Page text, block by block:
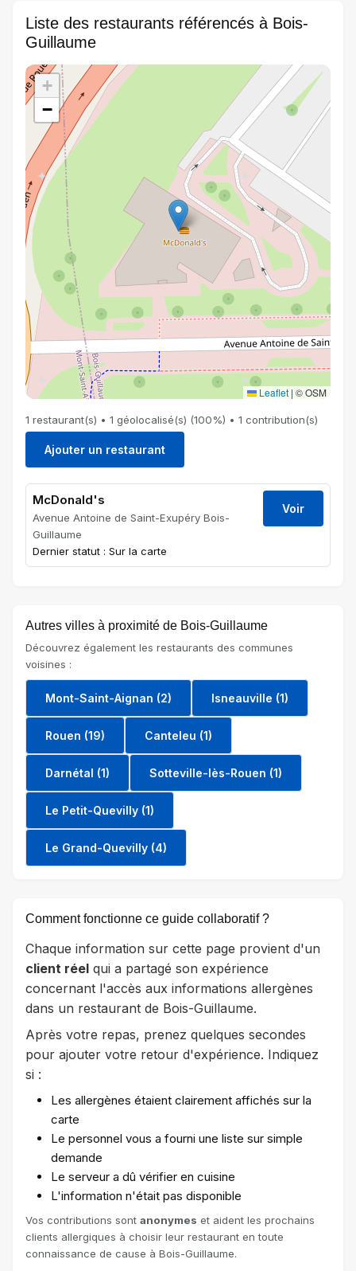
Liste des restaurants référencés à Bois-
Guillaume
+
−
Leaflet | © OSM
1 restaurant(s) • 1 géolocalisé(s) (100%) • 1 contribution(s)
Ajouter un restaurant
McDonald's
Avenue Antoine de Saint-Exupéry Bois-
Guillaume
Dernier statut : Sur la carte
Voir
Autres villes à proximité de Bois-Guillaume
Découvrez également les restaurants des communes
voisines :
Mont-Saint-Aignan (2) Isneauville (1)
Rouen (19) Canteleu (1)
Darnétal (1) Sotteville-lès-Rouen (1)
Le Petit-Quevilly (1)
Le Grand-Quevilly (4)
Comment fonctionne ce guide collaboratif ?
Chaque information sur cette page provient d'un
client réel qui a partagé son expérience
concernant l'accès aux informations allergènes
dans un restaurant de Bois-Guillaume.
Après votre repas, prenez quelques secondes
pour ajouter votre retour d'expérience. Indiquez
si :
Les allergènes étaient clairement affichés sur la
carte
Le personnel vous a fourni une liste sur simple
demande
Le serveur a dû vérifier en cuisine
L'information n'était pas disponible
Vos contributions sont anonymes et aident les prochains
clients allergiques à choisir leur restaurant en toute
connaissance de cause à Bois-Guillaume.